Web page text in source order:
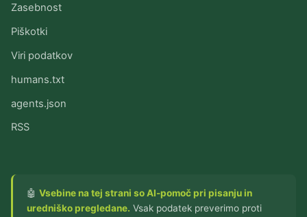
Zasebnost
Piškotki
Viri podatkov
humans.txt
agents.json
RSS
🤖 Vsebine na tej strani so AI-pomoč pri pisanju in
uredniško pregledane. Vsak podatek preverimo proti